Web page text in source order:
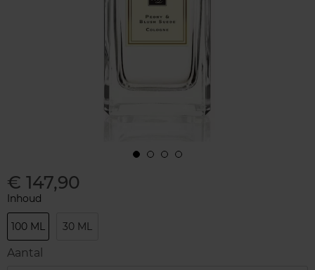
€ 147,90
Inhoud
100 ML 30 ML
Aantal